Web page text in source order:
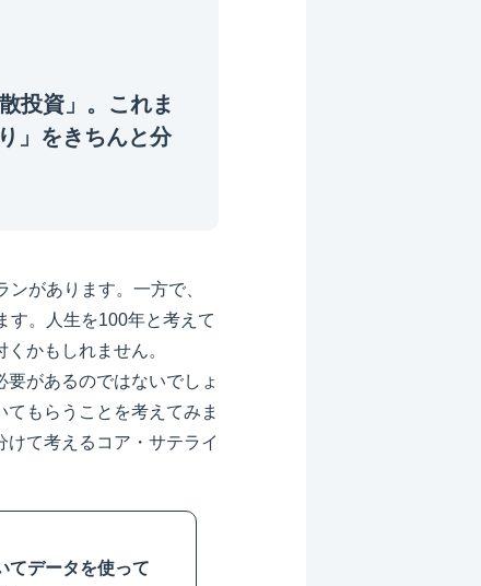
投資」。これま
」をきちんと分
があります。一方で、
す。人生を100年と考えて
かもしれません。
があるのではないでしょ
もらうことを考えてみま
て考えるコア・サテライ
てデータを使って